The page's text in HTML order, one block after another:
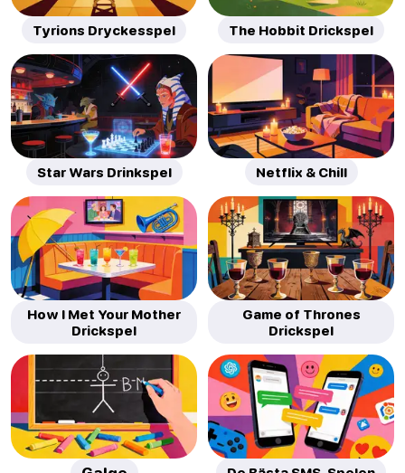
Tyrions Dryckesspel The Hobbit Drickspel
Star Wars Drinkspel Netflix & Chill
How I Met Your Mother
Drickspel
Game of Thrones
Drickspel